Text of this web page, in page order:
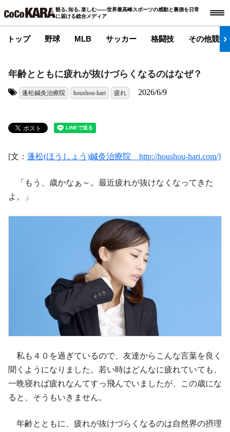
観る､知る､楽しむ――世界最高峰スポーツの感動と裏側を日常
に届ける総合メディア
トップ 野球 MLB サッカー 格闘技 その他競技
年齢とともに疲れが抜けづらくなるのはなぜ？
蓬松鍼灸治療院 houshou-hari 疲れ 2026/6/9
[文： 蓬松(ほうしょう)鍼灸治療院 http://houshou-hari.com/]
「もう、歳かなぁ～。最近疲れが抜けなくなってきた
よ。」
私も４０を過ぎているので、友達からこんな言葉を良く
聞くようになりました。若い時はどんなに疲れていても、
一晩寝れば疲れなんてすっ飛んでいましたが、この歳にな
ると、そうもいきません。
年齢とともに、疲れが抜けづらくなるのは自然界の摂理